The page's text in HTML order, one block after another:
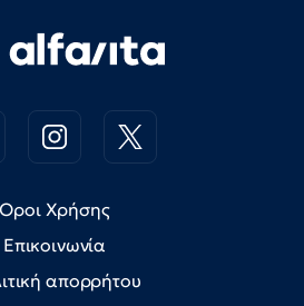
Όροι Χρήσης
Επικοινωνία
απορρήτου